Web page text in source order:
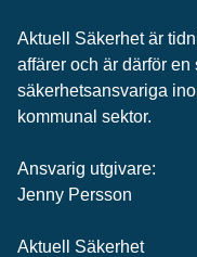
Aktuell Säkerhet är
affärer och är därför
säkerhets­ansvariga
kommunal sektor.
Ansvarig utgivare:
Jenny Persson
Aktuell Säkerhet